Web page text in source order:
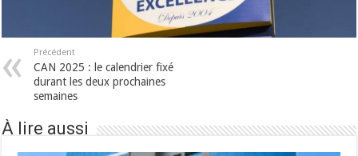
Précédent
CAN 2025 : le calendrier fixé
durant les deux prochaines
semaines
À lire aussi